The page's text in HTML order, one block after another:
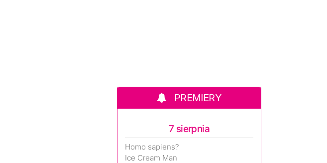
PREMIERY
7 sierpnia
Homo sapiens?
Ice Cream Man